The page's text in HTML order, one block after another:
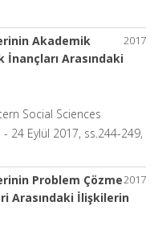
2017
Akademik
İnançları Arasındaki
Social Sciences
- 24 Eylül 2017, ss.244-249,
2017
Problem Çözme
Arasındaki İlişkilerin